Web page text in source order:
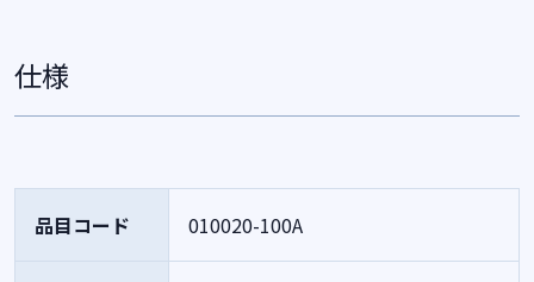
仕様
品目コード 010020-100A